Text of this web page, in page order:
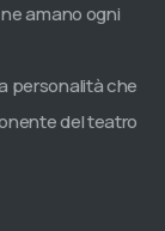
amano ogni
personalità che
del teatro